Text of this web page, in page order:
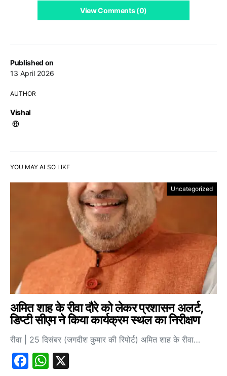
Published on
13 April 2026
AUTHOR
Vishal
View Comments (0)
YOU MAY ALSO LIKE
Uncategorized
अमित शाह के रीवा दौरे को लेकर प्रशासन अलर्ट,
डिप्टी सीएम ने किया कार्यक्रम स्थल का निरीक्षण
रीवा | 25 दिसंबर (जगदीश कुमार की रिपोर्ट) अमित शाह के रीवा…
Facebook
WhatsApp